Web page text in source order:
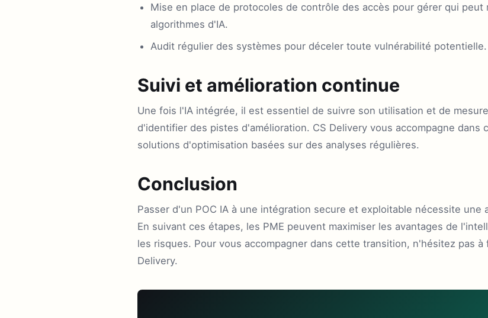
Mise en place de protocoles de contrôle des accès pour gérer qui peut
algorithmes d'IA.
Audit régulier des systèmes pour déceler toute vulnérabilité potentielle.
Suivi et amélioration continue
Une fois l'IA intégrée, il est essentiel de suivre son utilisation et de
d'identifier des pistes d'amélioration. CS Delivery vous accompagne dans
solutions d'optimisation basées sur des analyses régulières.
Conclusion
Passer d'un POC IA à une intégration secure et exploitable nécessite
En suivant ces étapes, les PME peuvent maximiser les avantages de
les risques. Pour vous accompagner dans cette transition, n'hésitez pas
Delivery.